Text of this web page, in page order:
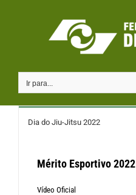
Ir para...
Dia do Jiu-Jitsu 2022
Mérito Esportivo 2022
Vídeo Oficial